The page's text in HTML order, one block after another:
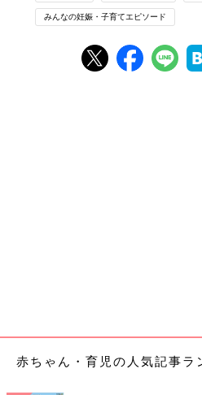
◾️お風呂の設定温度
に入り、すませるようにしたらう
計が助かっています」（ハルカラテ
みんなの妊娠・子育てエピソード
赤ちゃん・育児の人気記事ラ